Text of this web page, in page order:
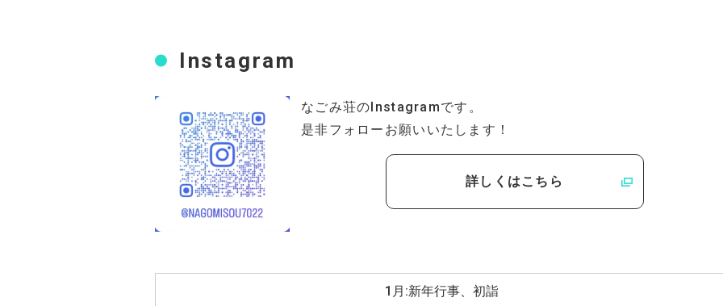
Instagram
なごみ荘のInstagramです。
是非フォローお願いいたします！
詳しくはこちら
1月:新年行事、初詣